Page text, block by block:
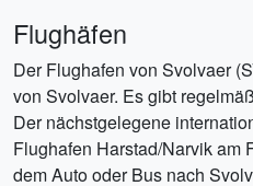
Flughäfen
Der Flughafen von Svolvaer
von Svolvaer. Es gibt
Der nächstgelegene
Flughafen Harstad/Narvik am
dem Auto oder Bus nach